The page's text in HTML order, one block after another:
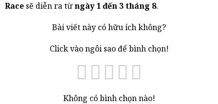
Race sẽ diễn ra từngày 1 đến 3 tháng 8.
Bài viết này có hữu ích không?
Click vào ngôi sao để bình chọn!
Không có bình chọn nào!